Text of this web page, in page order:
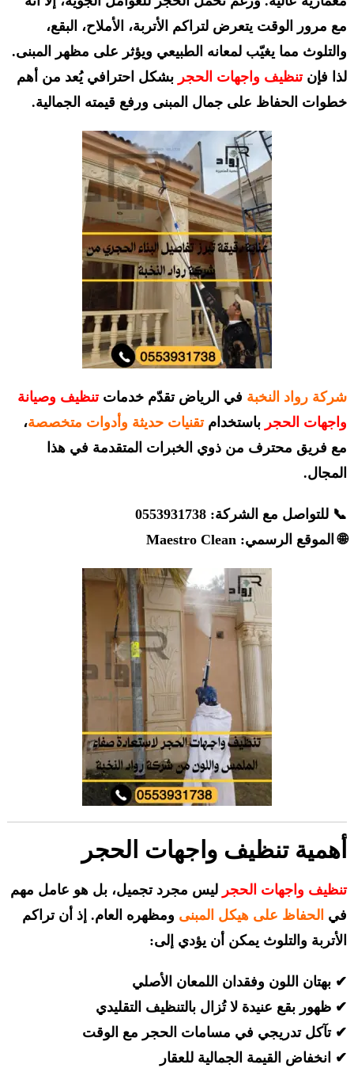
مع مرور الوقت يتعرض لتراكم الأتربة، الأملاح، البقع،
والتلوث مما يغيّب لمعانه الطبيعي ويؤثر على مظهر المبنى.
لذا فإنتنظيف واجهات الحجر بشكل احترافي يُعد من أهم
خطوات الحفاظ على جمال المبنى ورفع قيمته الجمالية.
شركة رواد النخبة في الرياض تقدّم خدماتتنظيف وصيانة
واجهات الحجر باستخدامتقنيات حديثة وأدوات متخصصة،
مع فريق محترف من ذوي الخبرات المتقدمة في هذا
المجال.
📞 للتواصل مع الشركة: 0553931738
🌐 الموقع الرسمي: Maestro Clean
أهمية تنظيف واجهات الحجر
تنظيف واجهات الحجر ليس مجرد تجميل، بل هو عامل مهم
في الحفاظ على هيكل المبنى ومظهره العام. إذ أن تراكم
الأتربة والتلوث يمكن أن يؤدي إلى:
✔ بهتان اللون وفقدان اللمعان الأصلي
✔ ظهور بقع عنيدة لا تُزال بالتنظيف التقليدي
✔ تآكل تدريجي في مسامات الحجر مع الوقت
✔ انخفاض القيمة الجمالية للعقار